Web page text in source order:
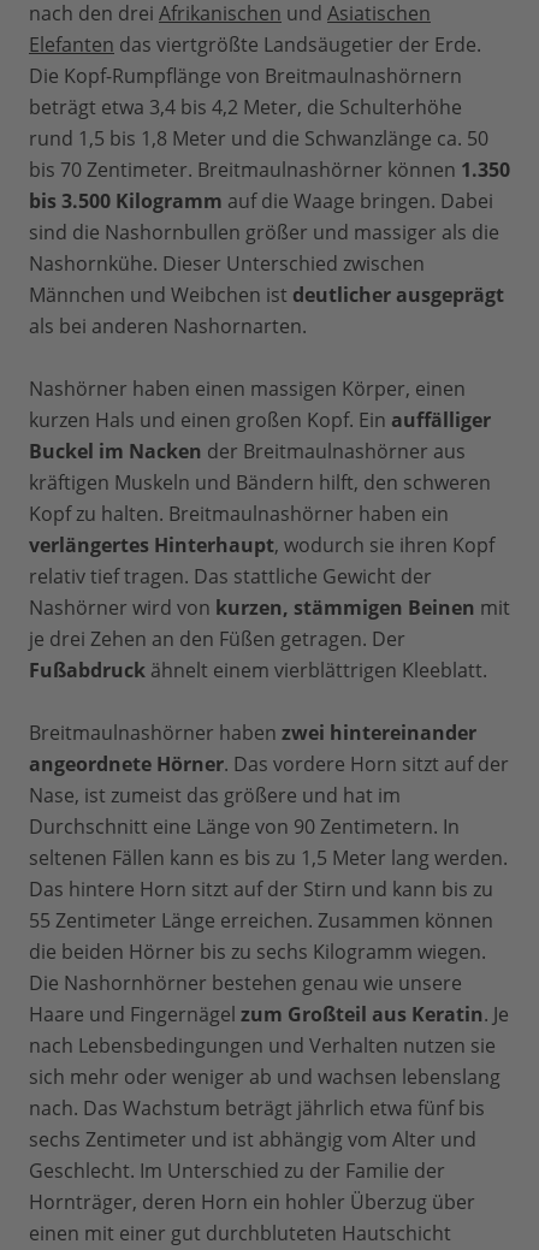
nach den drei Afrikanischen und Asiatischen
Elefanten das viertgrößte Landsäugetier der Erde.
Die Kopf-Rumpflänge von Breitmaulnashörnern
beträgt etwa 3,4 bis 4,2 Meter, die Schulterhöhe
rund 1,5 bis 1,8 Meter und die Schwanzlänge ca. 50
bis 70 Zentimeter. Breitmaulnashörner können 1.350
bis 3.500 Kilogramm auf die Waage bringen. Dabei
sind die Nashornbullen größer und massiger als die
Nashornkühe. Dieser Unterschied zwischen
Männchen und Weibchen ist deutlicher ausgeprägt
als bei anderen Nashornarten.
Nashörner haben einen massigen Körper, einen
kurzen Hals und einen großen Kopf. Ein auffälliger
Buckel im Nacken der Breitmaulnashörner aus
kräftigen Muskeln und Bändern hilft, den schweren
Kopf zu halten. Breitmaulnashörner haben ein
verlängertes Hinterhaupt, wodurch sie ihren Kopf
relativ tief tragen. Das stattliche Gewicht der
Nashörner wird von kurzen, stämmigen Beinen mit
je drei Zehen an den Füßen getragen. Der
Fußabdruck ähnelt einem vierblättrigen Kleeblatt.
Breitmaulnashörner haben zwei hintereinander
angeordnete Hörner. Das vordere Horn sitzt auf der
Nase, ist zumeist das größere und hat im
Durchschnitt eine Länge von 90 Zentimetern. In
seltenen Fällen kann es bis zu 1,5 Meter lang werden.
Das hintere Horn sitzt auf der Stirn und kann bis zu
55 Zentimeter Länge erreichen. Zusammen können
die beiden Hörner bis zu sechs Kilogramm wiegen.
Die Nashornhörner bestehen genau wie unsere
Haare und Fingernägel zum Großteil aus Keratin. Je
nach Lebensbedingungen und Verhalten nutzen sie
sich mehr oder weniger ab und wachsen lebenslang
nach. Das Wachstum beträgt jährlich etwa fünf bis
sechs Zentimeter und ist abhängig vom Alter und
Geschlecht. Im Unterschied zu der Familie der
Hornträger, deren Horn ein hohler Überzug über
einen mit einer gut durchbluteten Hautschicht